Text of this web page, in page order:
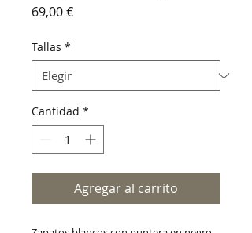
69,00 €Precio
Tallas *
Cantidad *
Agregar al carrito